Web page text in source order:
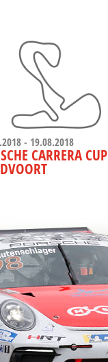
- 19.08.2018
CARRERA CUP